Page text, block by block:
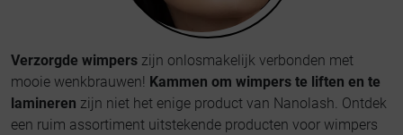
Verzorgde wimpers zijn onlosmakelijk verbonden met
mooie wenkbrauwen! Kammen om wimpers te liften en te
lamineren zijn niet het enige product van Nanolash. Ontdek
een ruim assortiment uitstekende producten voor wimpers